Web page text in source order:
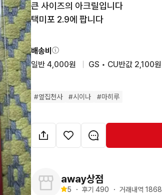
큰 사이즈의 아크릴입니다
택미포 2.9에 팝니다
배송비
일반 4,000원
GS • CU반값 2,100원
#옆집천사 #시이나 #마히루
away상점
5 ・ 후기 490 ・ 거래내역 1868